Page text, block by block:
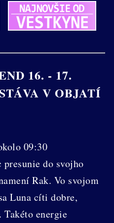
16. - 17.
V OBJATÍ
09:30
do svojho
Rak. Vo svojom
Luna cíti dobre,
energie